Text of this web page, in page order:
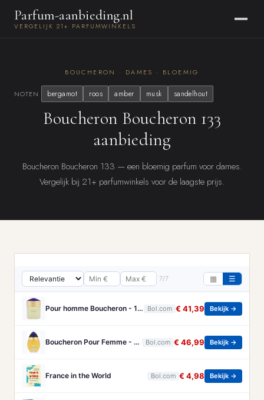
Parfum-aanbieding.nl
VERGELIJK 21+ PARFUMWINKELS
BOUCHERON · DAMES · BLOEMIG
NOTEN bergamot roos amber musk sandelhout
Boucheron Boucheron 133
aanbieding
Boucheron Boucheron 133 — een bloemig parfum voor dames.
Vergelijk bij 21+ parfumwinkels voor de laagste prijs.
7/7 ▦ ☰
Pour homme Boucheron - 100 ml - Eau de parfum Bol.com € 41,39 Bekijk →
Boucheron Pour Femme - 100ml - Eau de toilette Bol.com € 46,99 Bekijk →
France in the World Bol.com € 4,98 Bekijk →